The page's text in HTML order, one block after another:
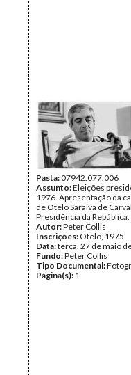
Pasta:07942.077.006
Assunto:Eleições
1976. Apresentação da
de Otelo Saraiva de
Presidência da República.
Autor:Peter Collis
Inscrições: Otelo, 1975
Data:terça, 27 de maio
Fundo:Peter Collis
Tipo Documental:
Página(s): 1